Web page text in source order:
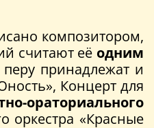
композитором,
считают её одним
принадлежат и
Концерт для
ораториального
оркестра «Красные